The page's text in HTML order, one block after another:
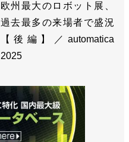
欧州最大のロボット展、
過去最多の来場者で盛況
【後編】／automatica
2025